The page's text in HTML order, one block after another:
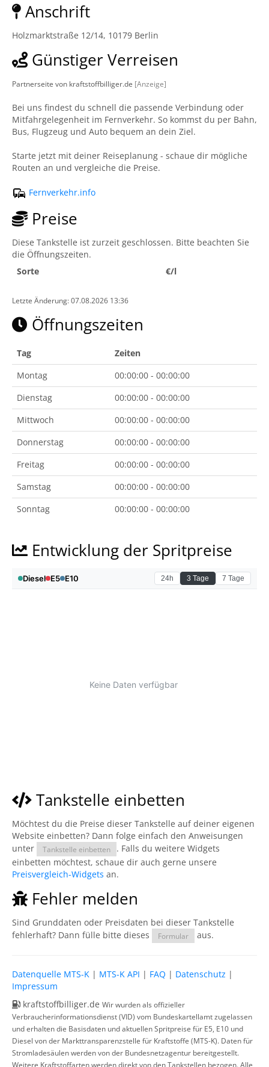
Anschrift
Holzmarktstraße 12/14, 10179 Berlin
Günstiger Verreisen
Partnerseite von kraftstoffbilliger.de [Anzeige]
Bei uns findest du schnell die passende Verbindung oder
Mitfahrgelegenheit im Fernverkehr. So kommst du per Bahn,
Bus, Flugzeug und Auto bequem an dein Ziel.
Starte jetzt mit deiner Reiseplanung - schaue dir mögliche
Routen an und vergleiche die Preise.
Fernverkehr.info
Preise
Diese Tankstelle ist zurzeit geschlossen. Bitte beachten Sie
die Öffnungszeiten.
Sorte
€/l
Letzte Änderung: 07.08.2026 13:36
Öffnungszeiten
Tag
Zeiten
Montag
00:00:00 - 00:00:00
Dienstag
00:00:00 - 00:00:00
Mittwoch
00:00:00 - 00:00:00
Donnerstag
00:00:00 - 00:00:00
Freitag
00:00:00 - 00:00:00
Samstag
00:00:00 - 00:00:00
Sonntag
00:00:00 - 00:00:00
Entwicklung der Spritpreise
Tankstelle einbetten
Möchtest du die Preise dieser Tankstelle auf deiner eigenen
Website einbetten? Dann folge einfach den Anweisungen
unter
Tankstelle einbetten
. Falls du weitere Widgets
einbetten möchtest, schaue dir auch gerne unsere
Preisvergleich-Widgets an.
Fehler melden
Sind Grunddaten oder Preisdaten bei dieser Tankstelle
fehlerhaft? Dann fülle bitte dieses
Formular aus.
Datenquelle MTS-K | MTS-K API | FAQ | Datenschutz |
Impressum
kraftstoffbilliger.de Wir wurden als offizieller
Verbraucherinformationsdienst (VID) vom Bundeskartellamt zugelassen
und erhalten die Basisdaten und aktuellen Spritpreise für E5, E10 und
Diesel von der Markttransparenzstelle für Kraftstoffe (MTS-K). Daten für
Stromladesäulen werden von der Bundesnetzagentur bereitgestellt.
Weitere Kraftstoffarten werden direkt von den Tankstellen bezogen. Alle